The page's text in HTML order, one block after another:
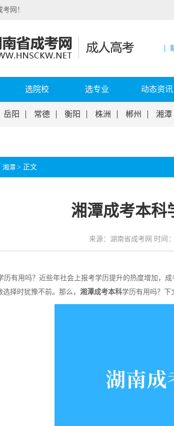
网！
选院校 选专业 动态资讯
岳阳 常德 衡阳 株洲 郴州 湘潭
湘潭 > 正文
湘潭成考本科
来源：湖南省成考网 时间
有用吗？近些年社会上报考学历提升的热度增加，
择时犹豫不前。那么， 湘潭成考本科学历有用吗？下